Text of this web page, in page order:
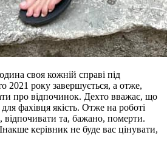
своя кожній справі під
2021 року завершується, а отже,
про відпочинок. Дехто вважає, що
фахівця якість. Отже на роботі
та, бажано, померти.
керівник не буде вас цінувати,